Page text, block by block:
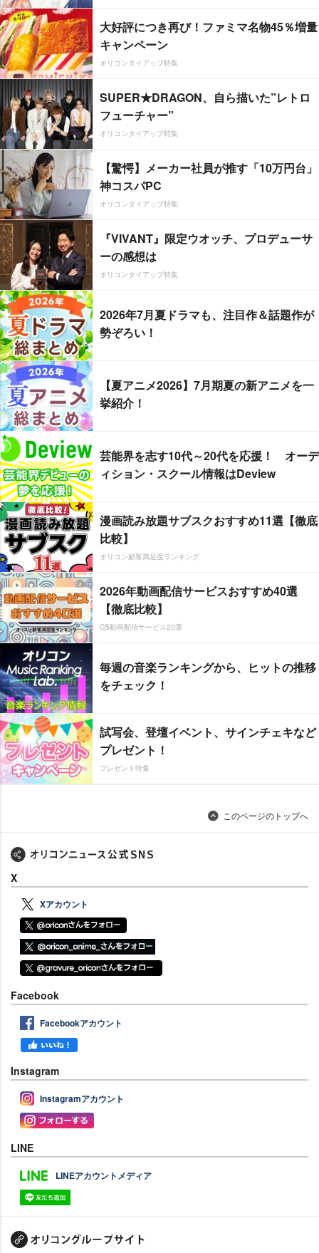
大好評につき再び！ファミマ名物45％増量
キャンペーン
オリコンタイアップ特集
SUPER★DRAGON、自ら描いた”レトロ
フューチャー”
オリコンタイアップ特集
【驚愕】メーカー社員が推す「10万円台」
神コスパPC
オリコンタイアップ特集
『VIVANT』限定ウオッチ、プロデューサ
ーの感想は
オリコンタイアップ特集
2026年7月夏ドラマも、注目作＆話題作が
勢ぞろい！
【夏アニメ2026】7月期夏の新アニメを一
挙紹介！
芸能界を志す10代～20代を応援！ オーデ
ィション・スクール情報はDeview
漫画読み放題サブスクおすすめ11選【徹底
比較】
オリコン顧客満足度ランキング
2026年動画配信サービスおすすめ40選
【徹底比較】
CS動画配信サービス20選
毎週の音楽ランキングから、ヒットの推移
をチェック！
試写会、登壇イベント、サインチェキなど
プレゼント！
プレゼント特集
このページのトップへ
X
Xアカウント
Facebook
Facebookアカウント
Instagram
Instagramアカウント
LINE
LINEアカウントメディア